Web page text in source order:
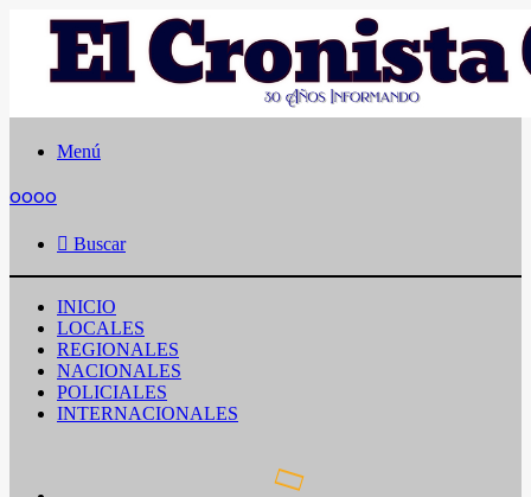
Menú
oooo
Buscar
INICIO
LOCALES
REGIONALES
NACIONALES
POLICIALES
INTERNACIONALES